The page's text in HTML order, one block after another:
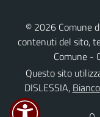
© 2026 Comune
contenuti del sito,
Comune -
Questo sito
DISLESSIA,